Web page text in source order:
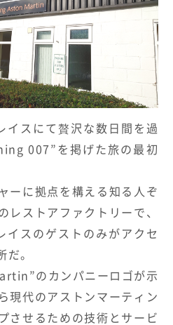
イスにて贅沢な数日間を過
007” を掲げた旅の最初
ーに拠点を構える知る人ぞ
レストアファクトリーで、
イスのゲストのみがアクセ
だ。
のカンパニーロゴが示
現代のアストンマーティン
させるための技術とサービ